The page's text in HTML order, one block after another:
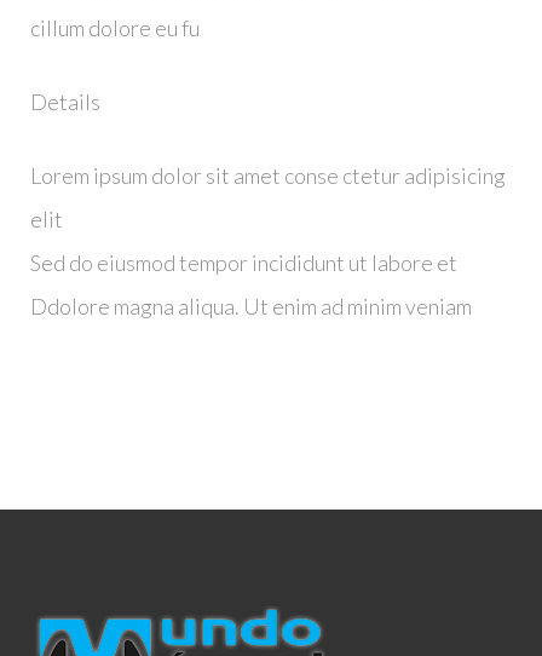
cillum dolore eu fu
Details
Lorem ipsum dolor sit amet conse ctetur adipisicing
elit
Sed do eiusmod tempor incididunt ut labore et
Ddolore magna aliqua. Ut enim ad minim veniam